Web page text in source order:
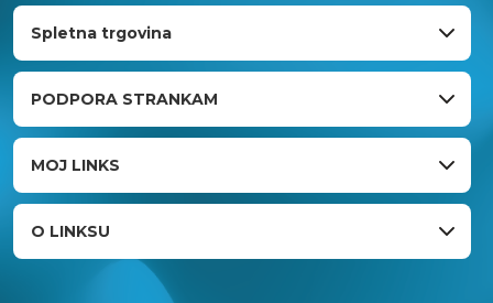
Spletna trgovina
PODPORA STRANKAM
MOJ LINKS
O LINKSU